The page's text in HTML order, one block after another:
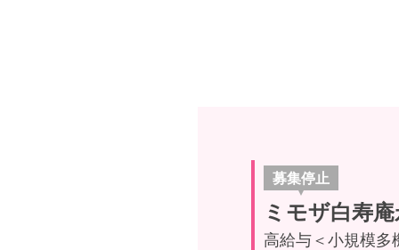
募集停止
ミモザ白寿
高給与＜小規模多